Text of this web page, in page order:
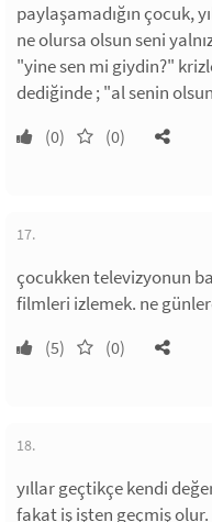
paylaşamadığın çocuk,
ne olursa olsun seni
"yine sen mi giydin?"
dediğinde ; "al senin
(0) (0)
17.
çocukken televizyonun
filmleri izlemek. ne
(5) (0)
18.
yıllar geçtikçe kendi
fakat iş işten geçmiş olur.